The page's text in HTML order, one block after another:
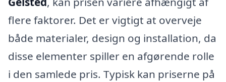
flere faktorer. Det er vigtigt at overveje
både materialer, design og installation, da
disse elementer spiller en afgørende rolle
i den samlede pris. Typisk kan priserne på